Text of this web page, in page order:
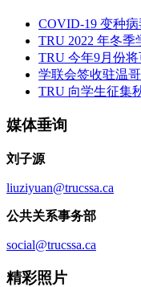
COVID-19 变种
TRU 2022 年冬季
TRU 今年9月份
学联会签收驻温
TRU 向学生征集
媒体垂询
刘子源
liuziyuan@trucssa.ca
公共关系事务部
social@trucssa.ca
精彩照片